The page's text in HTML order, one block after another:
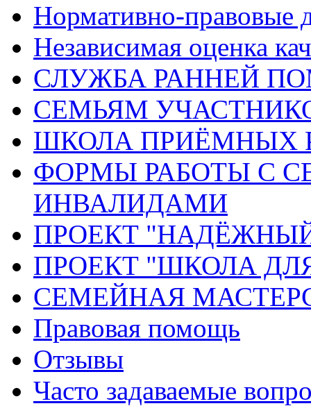
Нормативно-правовые
Независимая оценка
СЛУЖБА РАННЕЙ
СЕМЬЯМ
ШКОЛА ПРИЁМНЫХ
ФОРМЫ РАБОТЫ С
ИНВАЛИДАМИ
ПРОЕКТ
ПРОЕКТ "ШКОЛА
СЕМЕЙНАЯ
Правовая помощь
Отзывы
Часто задаваемые